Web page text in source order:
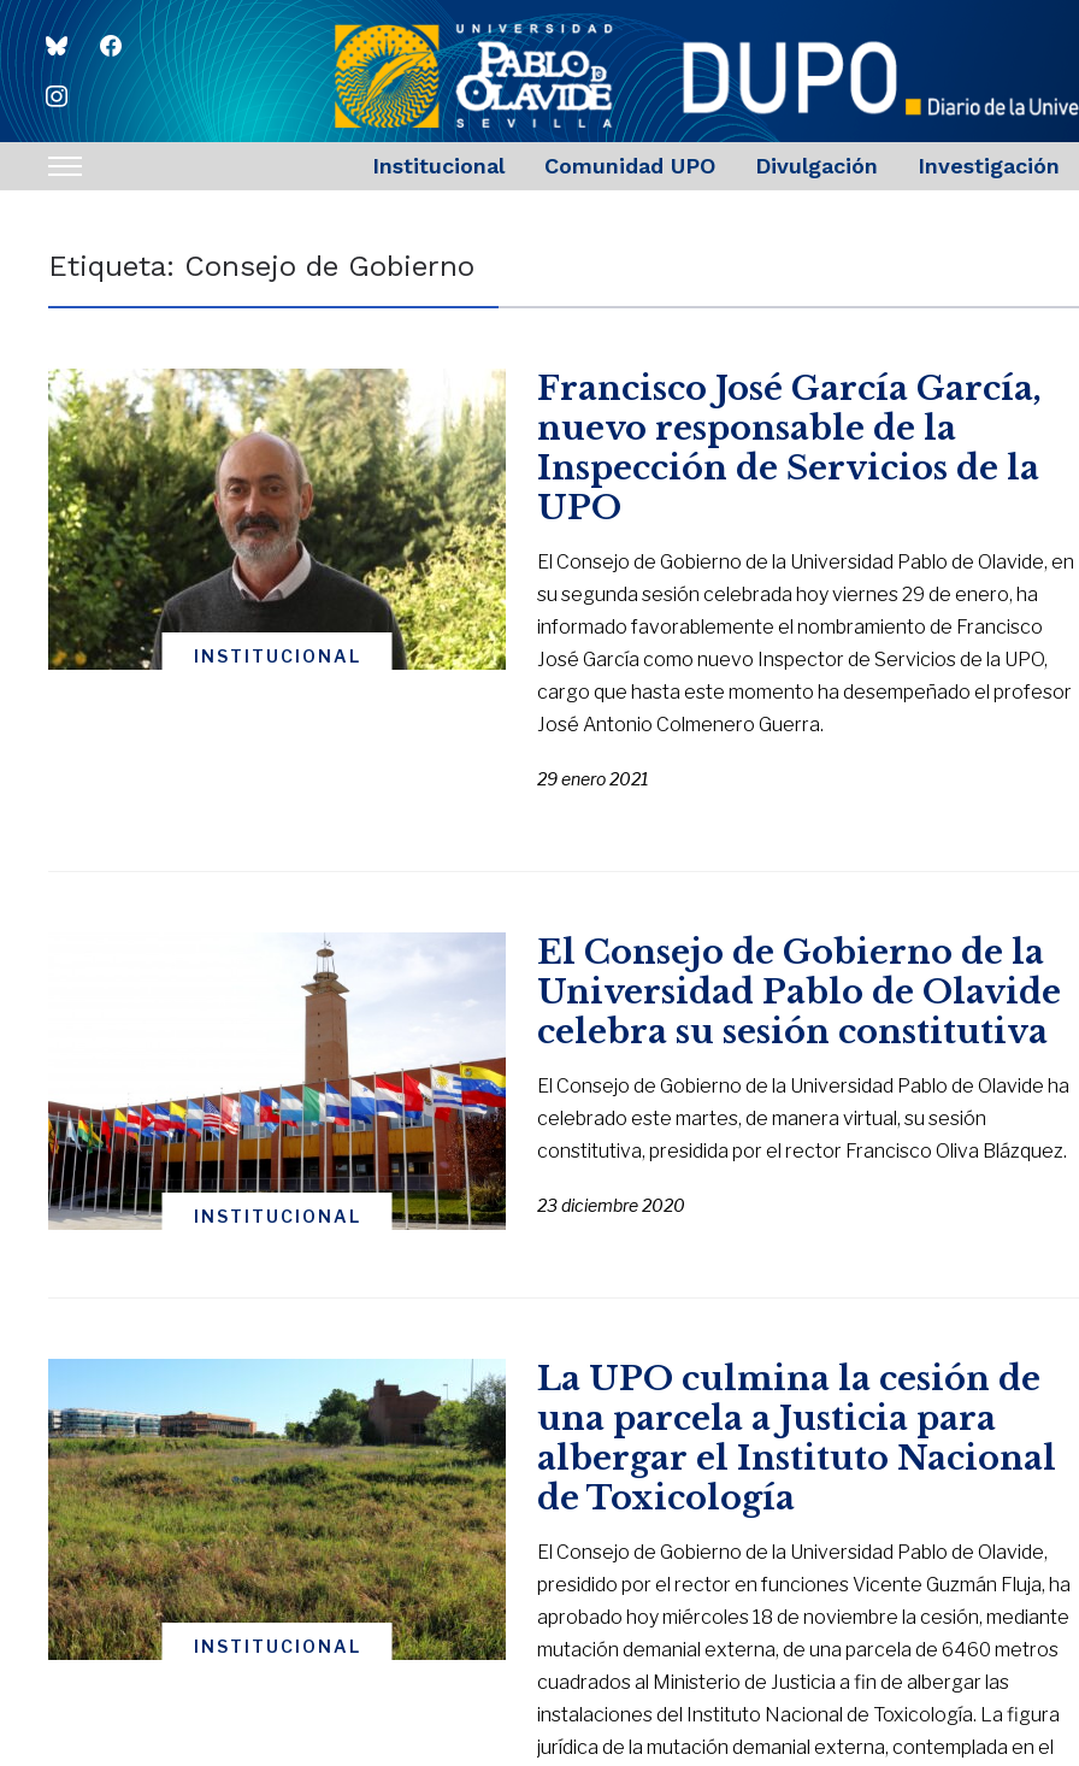
blueskyfacebook
instagram
Toggle
navigation
Institucional Comunidad UPO Divulgación Investigación
Etiqueta: Consejo de Gobierno
INSTITUCIONAL
Francisco José García García,
nuevo responsable de la
Inspección de Servicios de la
UPO
El Consejo de Gobierno de la Universidad Pablo de Olavide, en
su segunda sesión celebrada hoy viernes 29 de enero, ha
informado favorablemente el nombramiento de Francisco
José García como nuevo Inspector de Servicios de la UPO,
cargo que hasta este momento ha desempeñado el profesor
José Antonio Colmenero Guerra.
29 enero 2021
INSTITUCIONAL
El Consejo de Gobierno de la
Universidad Pablo de Olavide
celebra su sesión constitutiva
El Consejo de Gobierno de la Universidad Pablo de Olavide ha
celebrado este martes, de manera virtual, su sesión
constitutiva, presidida por el rector Francisco Oliva Blázquez.
23 diciembre 2020
INSTITUCIONAL
La UPO culmina la cesión de
una parcela a Justicia para
albergar el Instituto Nacional
de Toxicología
El Consejo de Gobierno de la Universidad Pablo de Olavide,
presidido por el rector en funciones Vicente Guzmán Fluja, ha
aprobado hoy miércoles 18 de noviembre la cesión, mediante
mutación demanial externa, de una parcela de 6460 metros
cuadrados al Ministerio de Justicia a fin de albergar las
instalaciones del Instituto Nacional de Toxicología. La figura
jurídica de la mutación demanial externa, contemplada en el